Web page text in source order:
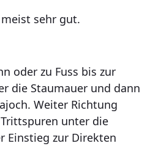
sehr gut.
oder zu Fuss bis zur
die Staumauer und dann
Weiter Richtung
unter die
Einstieg zur Direkten